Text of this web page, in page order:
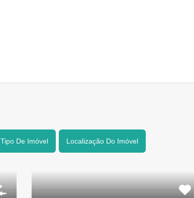
Tipo De Imóvel Localização Do Imóvel